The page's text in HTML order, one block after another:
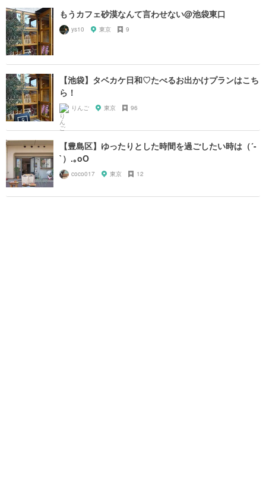
もうカフェ砂漠なんて言わせない@池袋東口
ys10 東京 9
【池袋】タベカケ日和♡たべるお出かけプランはこち
ら！
りんご 東京 96
【豊島区】ゆったりとした時間を過ごしたい時は（´-
`）.｡oO
coco017 東京 12